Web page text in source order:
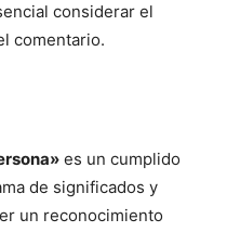
considerar el
comentario.
es un cumplido
de significados y
un reconocimiento